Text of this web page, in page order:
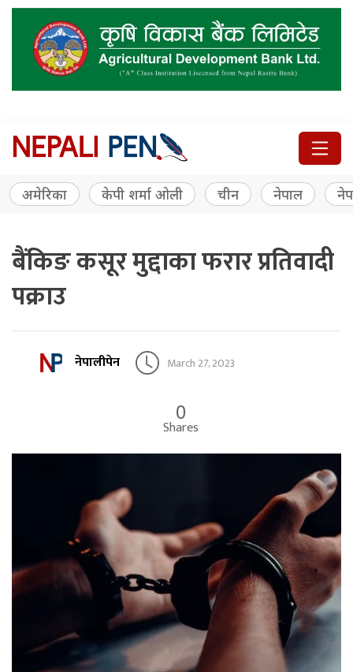
अमेरिका केपी शर्मा ओली चीन नेपाल
बैंकिङ कसूर मुद्दाका फरार प्रतिवादी
पक्राउ
नेपालीपेन March 27, 2023
0
Shares